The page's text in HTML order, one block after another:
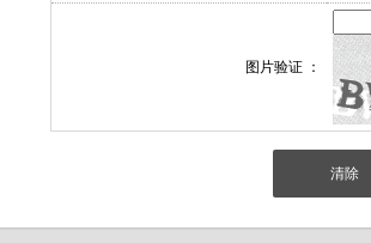
图片验证 ：